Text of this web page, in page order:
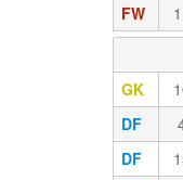
FW
GK
DF
DF